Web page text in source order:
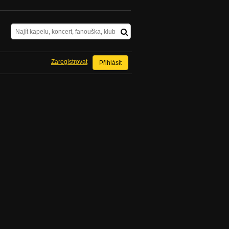
Přihlásit
Zaregistrovat